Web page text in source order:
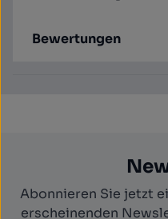
Bewertungen
Abonnieren Sie jetzt
erscheinenden